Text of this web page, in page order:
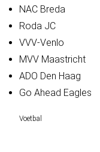
NAC Breda
Roda JC
VVV-Venlo
MVV Maastricht
ADO Den Haag
Go Ahead Eagles
Voetbal